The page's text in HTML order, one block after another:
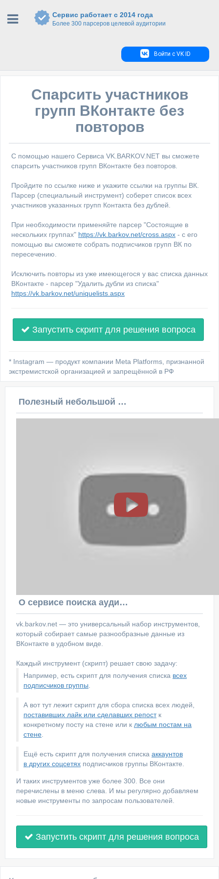
Сервис работает с 2014 года
Более 300 парсеров целевой аудитории
Войти с VK ID
Спарсить участников
групп ВКонтакте без
повторов
С помощью нашего Сервиса VK.BARKOV.NET вы сможете
спарсить участников групп ВКонтакте без повторов.
Пройдите по ссылке ниже и укажите ссылки на группы ВК.
Парсер (специальный инструмент) соберет список всех
участников указанных групп Контакта без дублей.
При необходимости применяйте парсер "Состоящие в
нескольких группах" https://vk.barkov.net/cross.aspx - с его
помощью вы сможете собрать подписчиков групп ВК по
пересечению.
Исключить повторы из уже имеющегося у вас списка данных
ВКонтакте - парсер "Удалить дубли из списка"
https://vk.barkov.net/uniquelists.aspx
Запустить скрипт для решения вопроса
* Instagram — продукт компании Meta Platforms, признанной
экстремистской организацией и запрещённой в РФ
Полезный небольшой видеоурок по этой теме
О сервисе поиска аудитории ВКонтакте
vk.barkov.net — это универсальный набор инструментов,
который собирает самые разнообразные данные из
ВКонтакте в удобном виде.
Каждый инструмент (скрипт) решает свою задачу:
Например, есть скрипт для получения списка всех
подписчиков группы
А вот тут лежит скрипт для сбора списка всех людей,
поставивших лайк или сделавших репостк
конкретному посту на стене или к любым постам на
стене
Ещё есть скрипт для получения списка аккаунтов
в других соцсетях подписчиков группы ВКонтакте.
И таких инструментов уже более 300. Все они
перечислены в меню слева. И мы регулярно добавляем
новые инструменты по запросам пользователей.
Запустить скрипт для решения вопроса